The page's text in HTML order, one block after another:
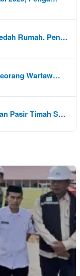
Rumah. Pen…
Wartaw…
Pasir Timah S…